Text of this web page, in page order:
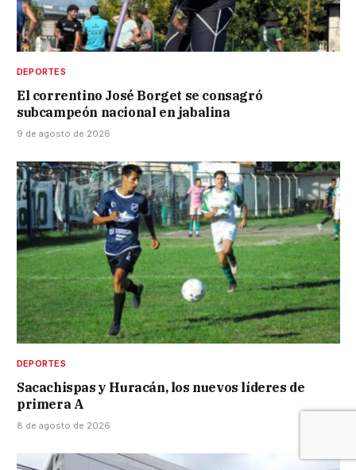
DEPORTES
El correntino José Borget se consagró
subcampeón nacional en jabalina
9 de agosto de 2026
DEPORTES
Sacachispas y Huracán, los nuevos líderes de
primera A
8 de agosto de 2026